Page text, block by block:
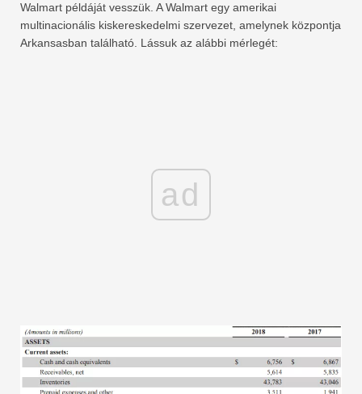
Walmart példáját vesszük. A Walmart egy amerikai
multinacionális kiskereskedelmi szervezet, amelynek központja
Arkansasban található. Lássuk az alábbi mérlegét:
ad